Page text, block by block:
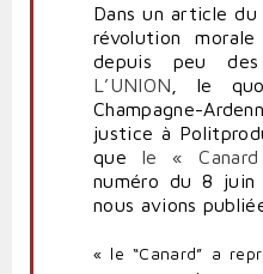
Dans un article du
révolution
depuis peu
L’UNION , le
Champagne-
justice à
que le «
numéro du 8
nous avions
« le “Canard” a